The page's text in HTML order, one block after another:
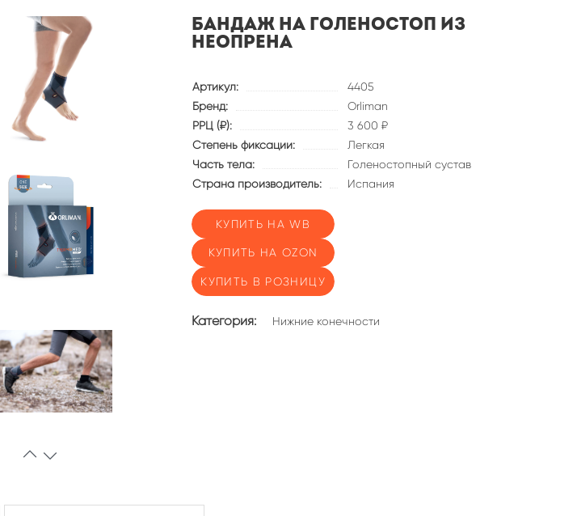
Бандаж на голеностоп из
неопрена
Артикул:
4405
Бренд:
Orliman
РРЦ (₽):
3 600 ₽
Степень фиксации:
Легкая
Часть тела:
Голеностопный сустав
Страна производитель:
Испания
КУПИТЬ НА WB
КУПИТЬ НА OZON
КУПИТЬ В РОЗНИЦУ
Категория: Нижние конечности